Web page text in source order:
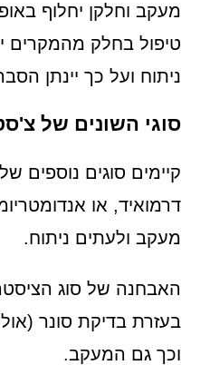
מעקב וחלקן יחלוף
טיפול בחלק מהמקרים
ניתוח ועל כך יינתן
סוגי השונים של
קיימים סוגים נוספים
דרמואיד, או
מעקב ולעתים ניתוח.
האבחנה של סוג
בעזרת בדיקת סונר
וכך גם המעקב.